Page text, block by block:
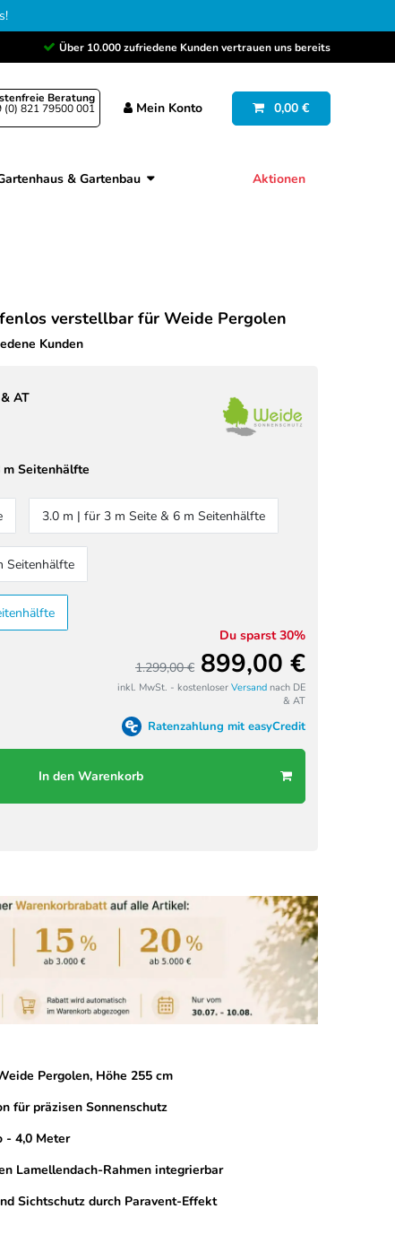
s!
Über 10.000 zufriedene Kunden vertrauen uns bereits
Beratung
(0) 821 79500 001 Mein Konto 0,00 €
& Gartenbau Aktionen
verstellbar für Weide Pergolen
Kunden
AT
Seitenhälfte
3.0 m | für 3 m Seite & 6 m Seitenhälfte
Seitenhälfte
Du sparst 30%
1.299,00 € 899,00 €
inkl. MwSt. - kostenloser Versand nach DE
& AT
Ratenzahlung mit easyCredit
In den Warenkorb
Pergolen, Höhe 255 cm
für präzisen Sonnenschutz
- 4,0 Meter
Lamellendach-Rahmen integrierbar
Sichtschutz durch Paravent-Effekt